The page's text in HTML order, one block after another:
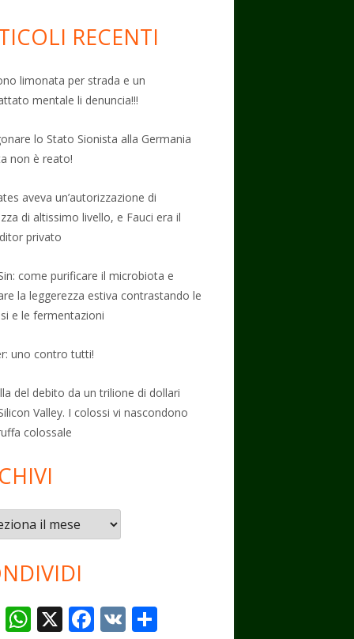
RECENTI
limonata per strada e un
mentale li denuncia!!!
lo Stato Sionista alla Germania
non è reato!
aveva un’autorizzazione di
di altissimo livello, e Fauci era il
privato
come purificare il microbiota e
la leggerezza estiva contrastando le
e le fermentazioni
uno contro tutti!
del debito da un trilione di dollari
Valley. I colossi vi nascondono
colossale
T W X F V